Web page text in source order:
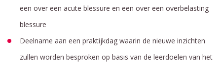
een over een acute blessure en een over een overbelasting
blessure
Deelname aan een praktijkdag waarin de nieuwe inzichten
zullen worden besproken op basis van de leerdoelen van het